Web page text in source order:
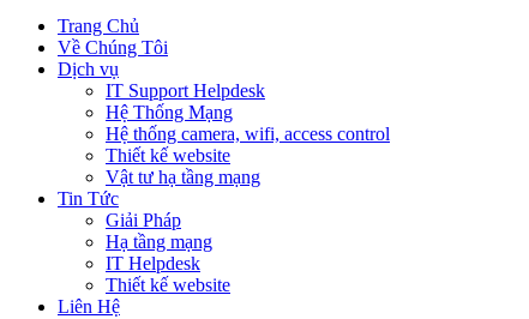
Trang Chủ
Về Chúng Tôi
Dịch vụ
IT Support Helpdesk
Hệ Thống Mạng
Hệ thống camera, wifi, access control
Thiết kế website
Vật tư hạ tầng mạng
Tin Tức
Giải Pháp
Hạ tầng mạng
IT Helpdesk
Thiết kế website
Liên Hệ